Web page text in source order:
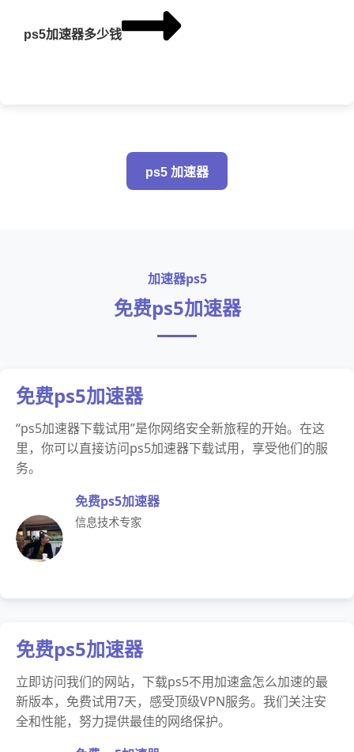
ps5加速器多少钱
ps5 加速器
加速器ps5
免费ps5加速器
免费ps5加速器
“ps5加速器下载试用”是你网络安全新旅程的开始。在这
里，你可以直接访问ps5加速器下载试用，享受他们的服
务。
免费ps5加速器
信息技术专家
免费ps5加速器
立即访问我们的网站，下载ps5不用加速盒怎么加速的最
新版本，免费试用7天，感受顶级VPN服务。我们关注安
全和性能，努力提供最佳的网络保护。